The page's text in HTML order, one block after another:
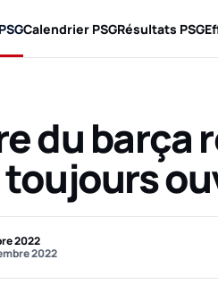
Calendrier PSGRésultats PSG
du barça
toujours
2022
2022